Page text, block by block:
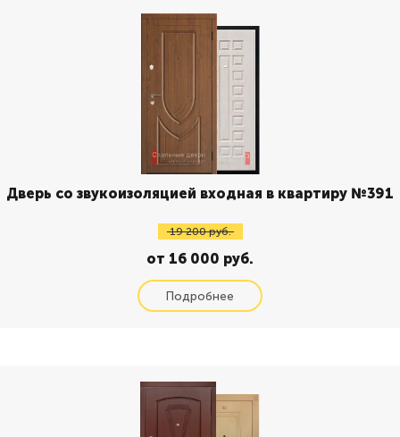
Дверь со звукоизоляцией входная в квартиру №391
19 200 руб.
от 16 000 руб.